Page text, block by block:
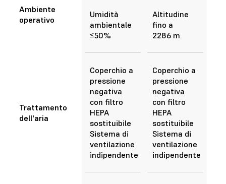
Ambiente
operativo
Umidità
ambientale
≤50%
Altitudine
fino a
2286 m
Trattamento
dell'aria
Coperchio a
pressione
negativa
con filtro
HEPA
sostituibile
Sistema di
ventilazione
indipendente
Coperchio a
pressione
negativa
con filtro
HEPA
sostituibile
Sistema di
ventilazione
indipendente